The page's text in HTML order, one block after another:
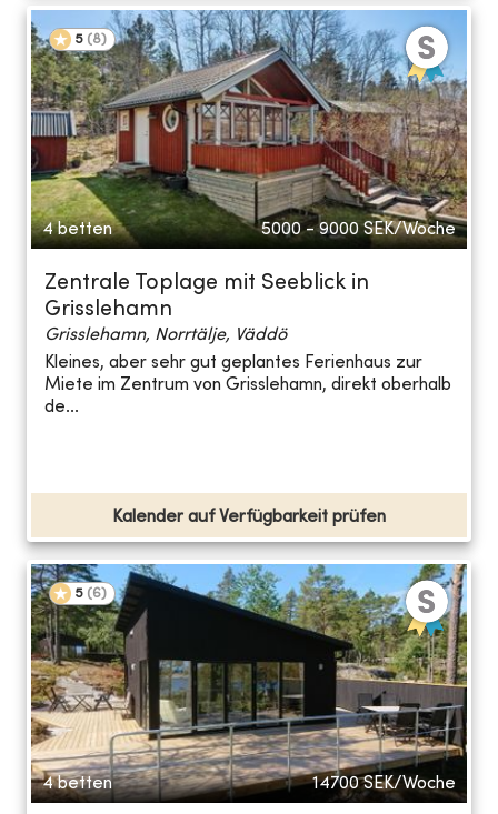
5 (8)
4 betten 5000 - 9000 SEK/Woche
Zentrale Toplage mit Seeblick in
Grisslehamn
Grisslehamn, Norrtälje, Väddö
Kleines, aber sehr gut geplantes Ferienhaus zur
Miete im Zentrum von Grisslehamn, direkt oberhalb
de...
Kalender auf Verfügbarkeit prüfen
5 (6)
4 betten 14700 SEK/Woche